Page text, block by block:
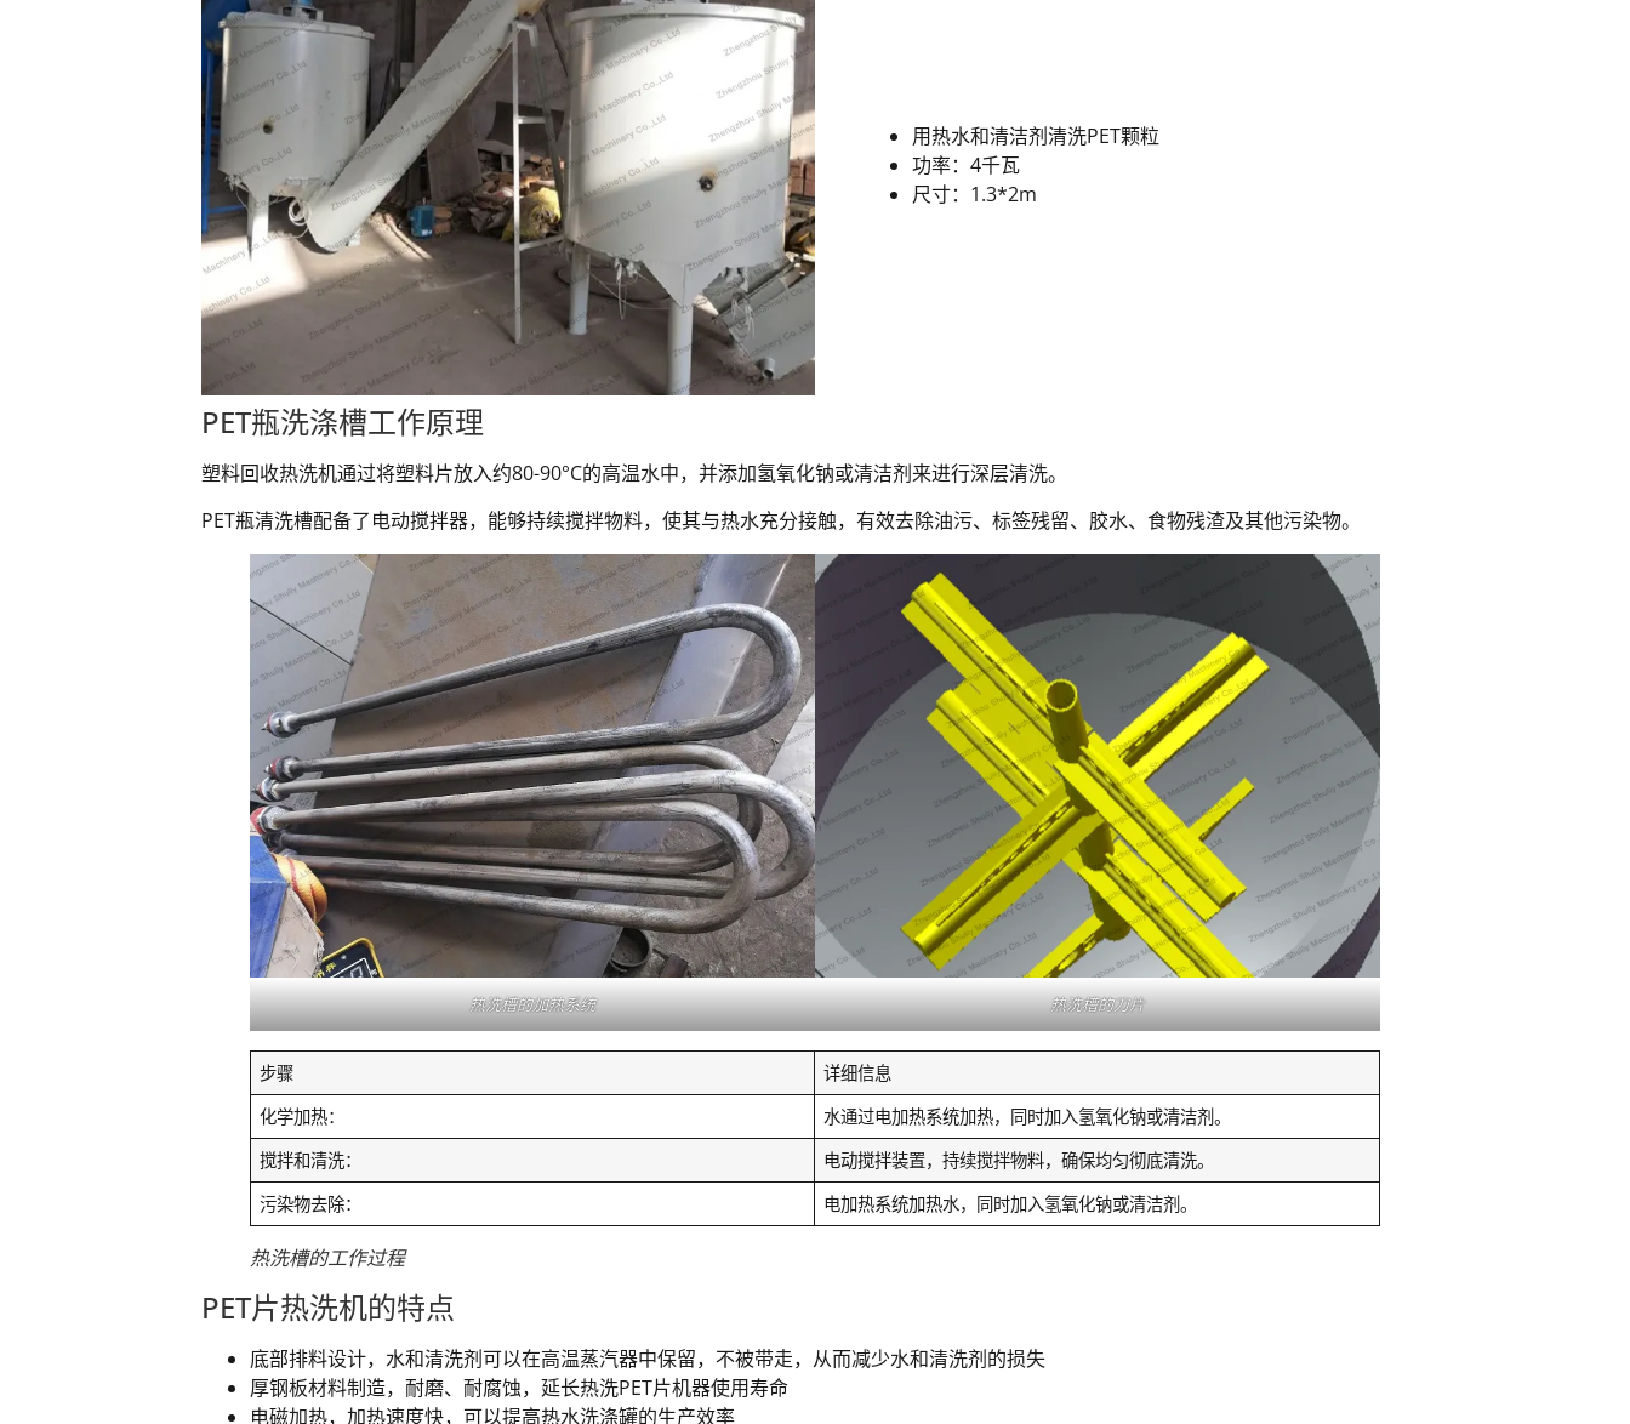
用热水和清洁剂清洗PET颗粒
功率：4千瓦
尺寸：1.3*2m
PET瓶洗涤槽工作原理
塑料回收热洗机通过将塑料片放入约80-90°C的高温水中，并添加氢氧化钠或清洁剂来进行深层清洗。
PET瓶清洗槽配备了电动搅拌器，能够持续搅拌物料，使其与热水充分接触，有效去除油污、标签残留、胶水、食物残渣及其他污染物。
热洗槽的加热系统 热洗槽的刀片
步骤
详细信息
化学加热：
水通过电加热系统加热，同时加入氢氧化钠或清洁剂。
搅拌和清洗：
电动搅拌装置，持续搅拌物料，确保均匀彻底清洗。
污染物去除：
电加热系统加热水，同时加入氢氧化钠或清洁剂。
热洗槽的工作过程
PET片热洗机的特点
底部排料设计，水和清洗剂可以在高温蒸汽器中保留，不被带走，从而减少水和清洗剂的损失
厚钢板材料制造，耐磨、耐腐蚀，延长热洗PET片机器使用寿命
电磁加热，加热速度快，可以提高热水洗涤罐的生产效率